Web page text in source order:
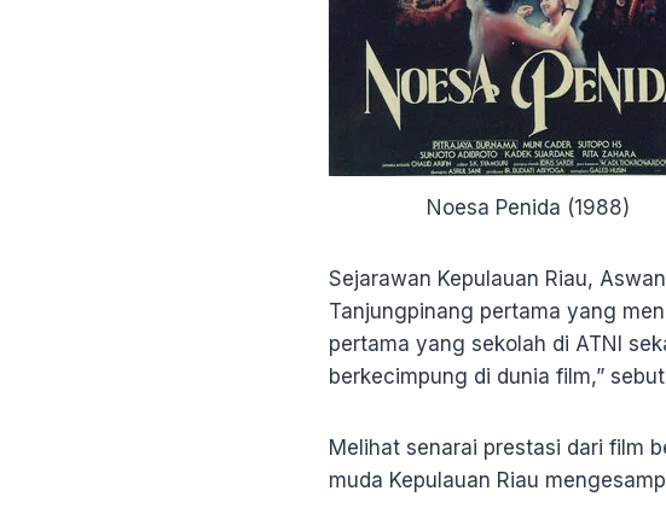
Noesa Penida (1988)
Sejarawan Kepulauan Riau,
Tanjungpinang pertama yang
pertama yang sekolah di ATNI
berkecimpung di dunia film,”
Melihat senarai prestasi dari film
muda Kepulauan Riau